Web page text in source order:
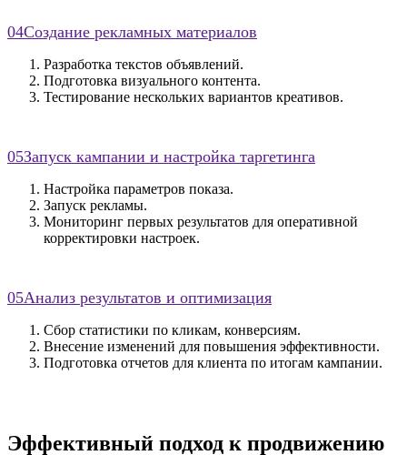
04Создание рекламных материалов
Разработка текстов объявлений.
Подготовка визуального контента.
Тестирование нескольких вариантов креативов.
05Запуск кампании и настройка таргетинга
Настройка параметров показа.
Запуск рекламы.
Мониторинг первых результатов для оперативной
корректировки настроек.
05Анализ результатов и оптимизация
Сбор статистики по кликам, конверсиям.
Внесение изменений для повышения эффективности.
Подготовка отчетов для клиента по итогам кампании.
Эффективный подход к продвижению